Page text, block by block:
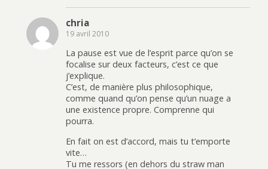
chria
19 avril 2010
La pause est vue de l’esprit parce qu’on se
focalise sur deux facteurs, c’est ce que
j’explique.
C’est, de manière plus philosophique,
comme quand qu’on pense qu’un nuage a
une existence propre. Comprenne qui
pourra.
En fait on est d’accord, mais tu t’emporte
vite…
Tu me ressors (en dehors du straw man